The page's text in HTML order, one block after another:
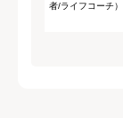
者/ライフコーチ）